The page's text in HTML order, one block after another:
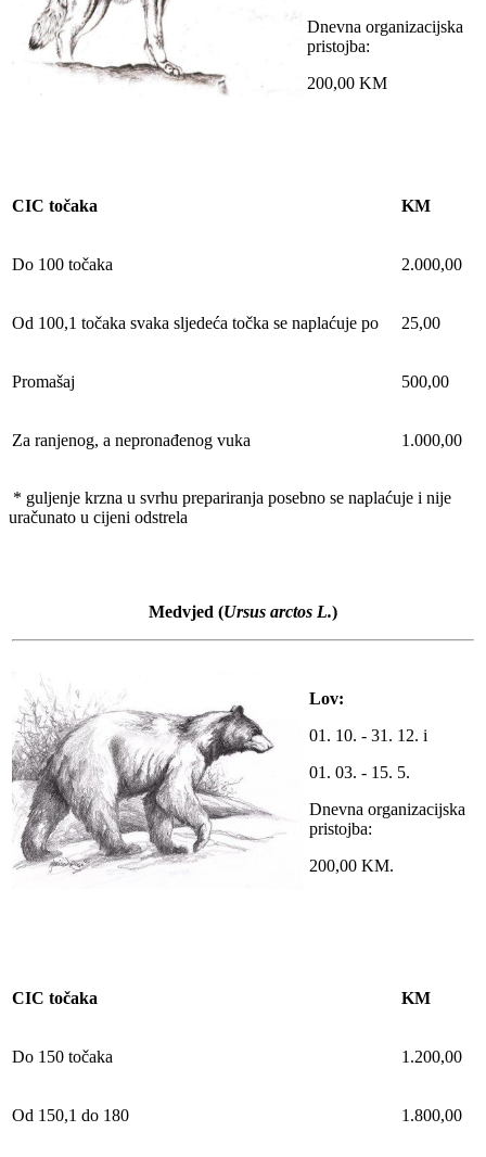
Dnevna organizacijska
pristojba:
200,00 KM
CIC točaka KM
Do 100 točaka 2.000,00
Od 100,1 točaka svaka sljedeća točka se naplaćuje po 25,00
Promašaj 500,00
Za ranjenog, a nepronađenog vuka 1.000,00
* guljenje krzna u svrhu prepariranja posebno se naplaćuje i nije
uračunato u cijeni odstrela
Medvjed (Ursus arctos L.)
Lov:
01. 10. - 31. 12. i
01. 03. - 15. 5.
Dnevna organizacijska
pristojba:
200,00 KM.
CIC točaka KM
Do 150 točaka 1.200,00
Od 150,1 do 180 1.800,00